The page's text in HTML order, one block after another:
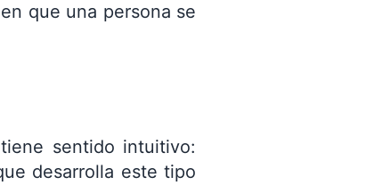
que una persona se
sentido intuitivo:
desarrolla este tipo